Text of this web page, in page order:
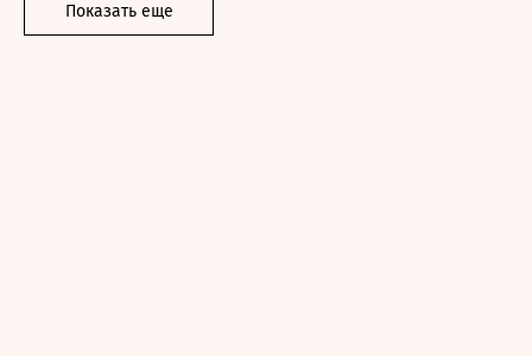
Показать еще